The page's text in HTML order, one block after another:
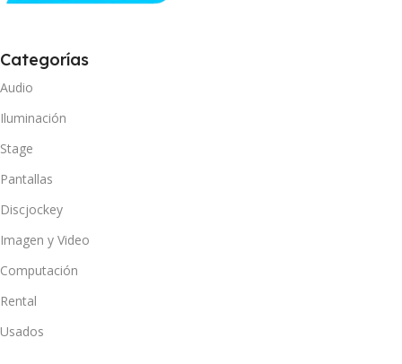
Categorías
Audio
Iluminación
Stage
Pantallas
Discjockey
Imagen y Video
Computación
Rental
Usados